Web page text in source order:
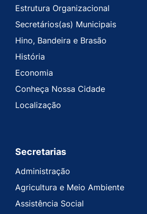
Estrutura Organizacional
Secretários(as) Municipais
Hino, Bandeira e Brasão
História
Economia
Conheça Nossa Cidade
Localização
Secretarias
Administração
Agricultura e Meio Ambiente
Assistência Social